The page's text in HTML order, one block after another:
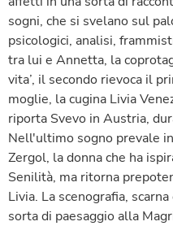
sogni, che si svelano sul
psicologici, analisi,
tra lui e Annetta, la
vita’, il secondo rievoca il
moglie, la cugina Livia
riporta Svevo in Austria,
Nell'ultimo sogno prevale
Zergol, la donna che ha
Senilità, ma ritorna
Livia. La scenografia,
sorta di paesaggio alla